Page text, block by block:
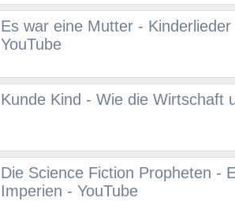
Es war eine Mutter -
YouTube
Kunde Kind - Wie die Wirtschaft
Die Science Fiction Propheten -
Imperien - YouTube